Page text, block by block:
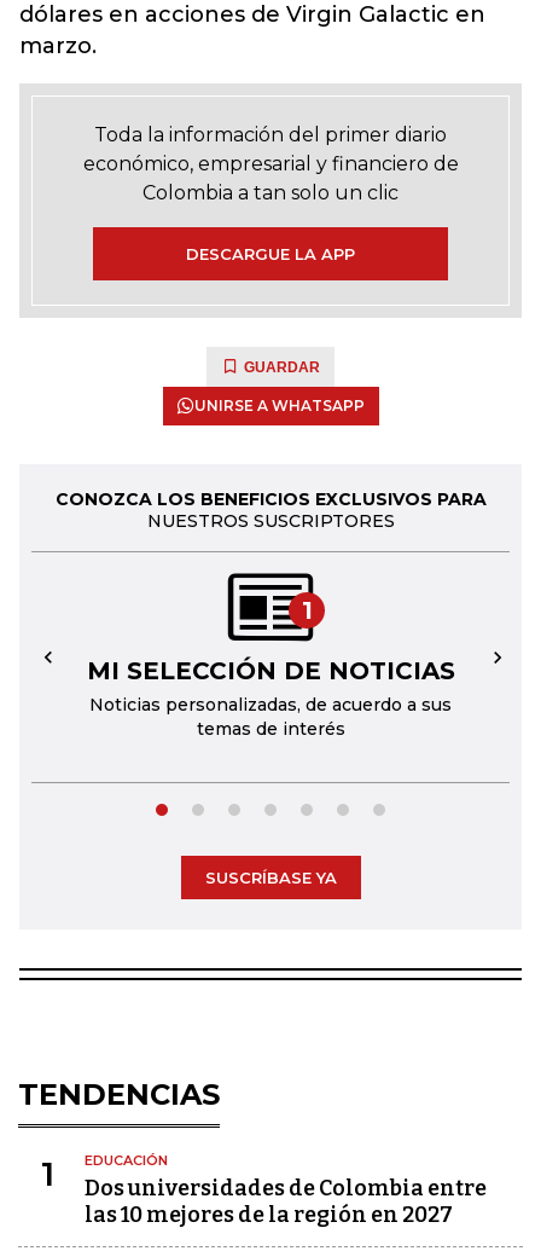
dólares en acciones de Virgin Galactic en
marzo.
Toda la información del primer diario
económico, empresarial y financiero de
Colombia a tan solo un clic
DESCARGUE LA APP
GUARDAR
UNIRSE A WHATSAPP
CONOZCA LOS BENEFICIOS EXCLUSIVOS PARA
NUESTROS SUSCRIPTORES
1
MI SELECCIÓN DE NOTICIAS
Noticias personalizadas, de acuerdo a sus
temas de interés
← →
SUSCRÍBASE YA
TENDENCIAS
1 EDUCACIÓN
Dos universidades de Colombia entre
las 10 mejores de la región en 2027